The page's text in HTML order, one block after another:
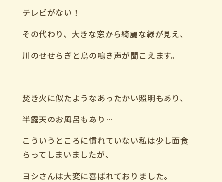
テレビがない！
その代わり、大きな窓から綺麗な緑が見え、
川のせせらぎと鳥の鳴き声が聞こえます。
焚き火に似たようなあったかい照明もあり、
半露天のお風呂もあり …
こういうところに慣れていない私は少し面食
らってしまいましたが、
ヨシさんは大変に喜ばれておりました。